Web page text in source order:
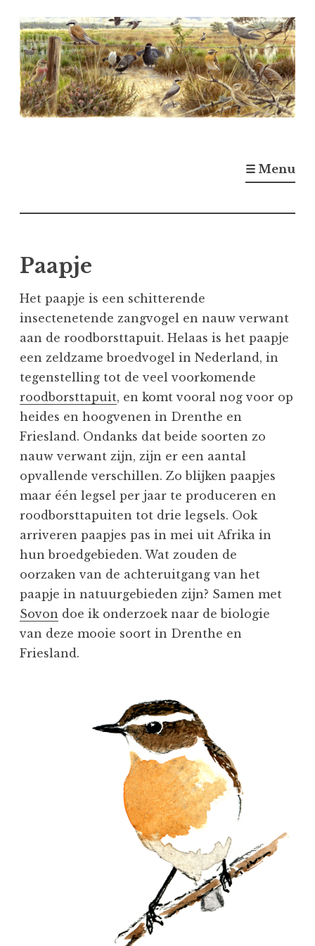
Naar
de
inhoud
springen
☰ Menu
Paapje
Het paapje is een schitterende
insectenetende zangvogel en nauw verwant
aan de roodborsttapuit. Helaas is het paapje
een zeldzame broedvogel in Nederland, in
tegenstelling tot de veel voorkomende
roodborsttapuit, en komt vooral nog voor op
heides en hoogvenen in Drenthe en
Friesland. Ondanks dat beide soorten zo
nauw verwant zijn, zijn er een aantal
opvallende verschillen. Zo blijken paapjes
maar één legsel per jaar te produceren en
roodborsttapuiten tot drie legsels. Ook
arriveren paapjes pas in mei uit Afrika in
hun broedgebieden. Wat zouden de
oorzaken van de achteruitgang van het
paapje in natuurgebieden zijn? Samen met
Sovon doe ik onderzoek naar de biologie
van deze mooie soort in Drenthe en
Friesland.